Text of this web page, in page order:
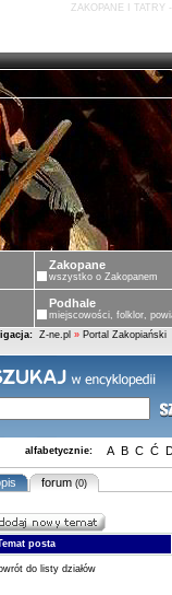
ZAKOPANE I TATRY
Zakopane
wszystko o Zakopanem
Podhale
miejscowości, folklor,
Z-ne.pl » Portal Zakopiański
alfabetycznie: A B C Ć
forum (0)
posta
do listy działów